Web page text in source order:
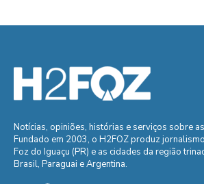
Notícias, opiniões, histórias e serviços sobre
Fundado em 2003, o H2FOZ produz
Foz do Iguaçu (PR) e as cidades da região
Brasil, Paraguai e Argentina.